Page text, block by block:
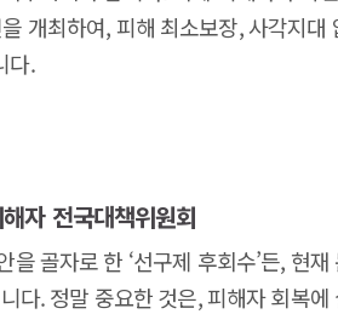
개최하여, 피해 최소보장, 사각지대
다.
자 전국대책위원회
골자로 한 ‘선구제 후회수’든, 현재
다. 정말 중요한 것은, 피해자 회복에